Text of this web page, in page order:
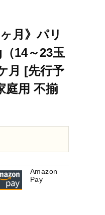
月》パリ
14～23玉
月 [先行予
庭用 不揃
Amazon
Pay